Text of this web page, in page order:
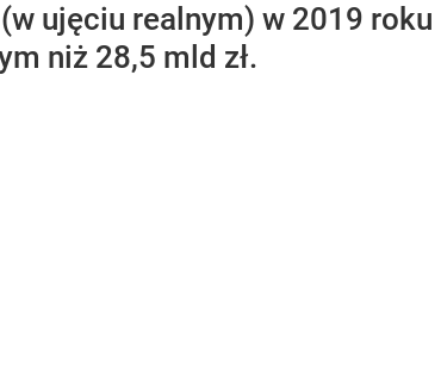
ujęciu realnym) w 2019 roku
niż 28,5 mld zł.